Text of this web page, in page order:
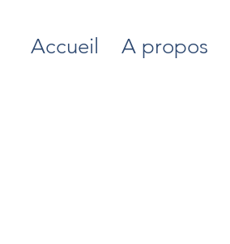
Accueil A propos